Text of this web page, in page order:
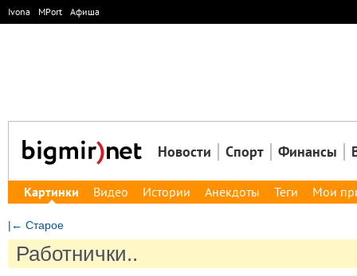
Ivona MPort Афиша
Новости Спорт Финансы
Картинки Видео Истории Анекдоты Теги Мои
|← Старое
Работнички..